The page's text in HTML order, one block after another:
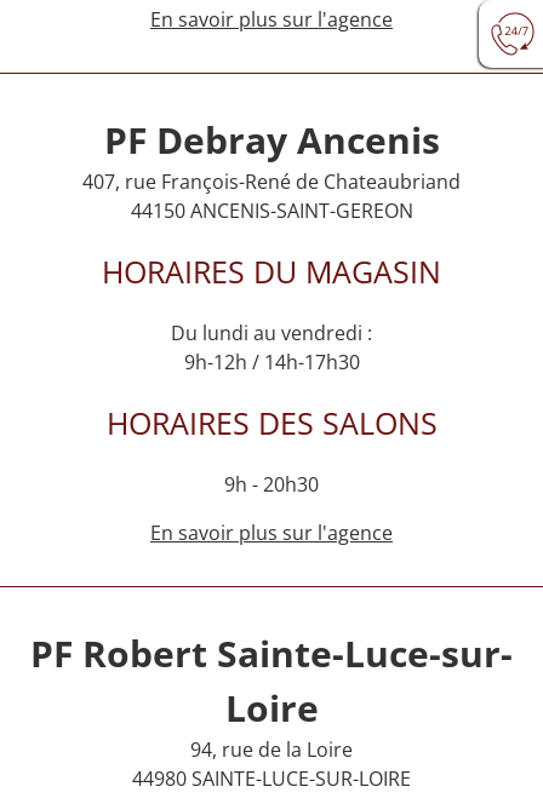
En savoir plus sur l'agence
PF Debray Ancenis
407, rue François-René de Chateaubriand
44150 ANCENIS-SAINT-GEREON
HORAIRES DU MAGASIN
Du lundi au vendredi :
9h-12h / 14h-17h30
HORAIRES DES SALONS
9h - 20h30
En savoir plus sur l'agence
PF Robert Sainte-Luce-sur-
Loire
94, rue de la Loire
44980 SAINTE-LUCE-SUR-LOIRE